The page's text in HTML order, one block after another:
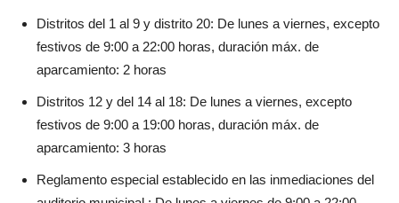
Distritos del 1 al 9 y distrito 20: De lunes a viernes, excepto
festivos de 9:00 a 22:00 horas, duración máx. de
aparcamiento: 2 horas
Distritos 12 y del 14 al 18: De lunes a viernes, excepto
festivos de 9:00 a 19:00 horas, duración máx. de
aparcamiento: 3 horas
Reglamento especial establecido en las inmediaciones del